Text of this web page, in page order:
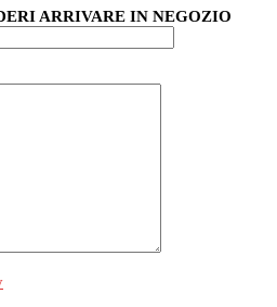
ARRIVARE IN NEGOZIO